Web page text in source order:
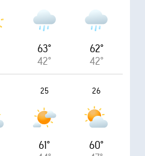
63°
42°
62°
42°
25
61°
26
60°